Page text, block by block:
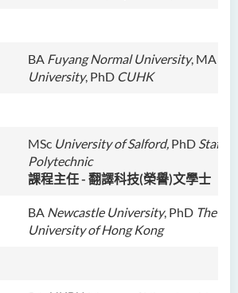
BA Fuyang Normal University, MA
University, PhD CUHK
MSc University of Salford, PhD
Polytechnic
課程主任 - 翻譯科技(榮譽)文學士
BA Newcastle University, PhD The
University of Hong Kong
學生活動
人文及語言學院通訊
國際會議2025
聖方濟各人文科技獎(2024年)
獲獎名單
旁聽生計劃